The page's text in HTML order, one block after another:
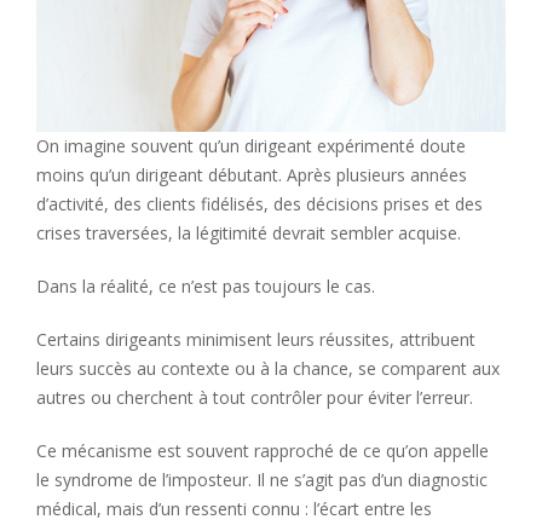
On imagine souvent qu’un dirigeant expérimenté doute
moins qu’un dirigeant débutant. Après plusieurs années
d’activité, des clients fidélisés, des décisions prises et des
crises traversées, la légitimité devrait sembler acquise.
Dans la réalité, ce n’est pas toujours le cas.
Certains dirigeants minimisent leurs réussites, attribuent
leurs succès au contexte ou à la chance, se comparent aux
autres ou cherchent à tout contrôler pour éviter l’erreur.
Ce mécanisme est souvent rapproché de ce qu’on appelle
le syndrome de l’imposteur. Il ne s’agit pas d’un diagnostic
médical, mais d’un ressenti connu : l’écart entre les